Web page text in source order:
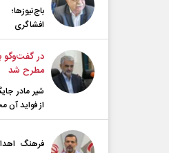
افشاگری
در گفت‌و‌گو
مطرح شد
شیر مادر
از فواید آن
فرهنگ